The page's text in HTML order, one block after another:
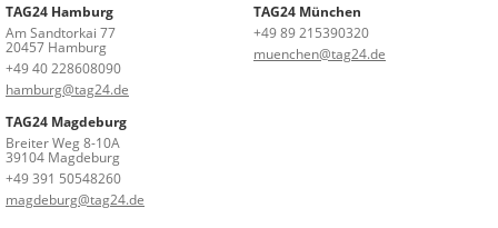
TAG24 Hamburg
Am Sandtorkai 77
20457 Hamburg
+49 40 228608090
hamburg@tag24.de
TAG24 München
+49 89 215390320
muenchen@tag24.de
TAG24 Magdeburg
Breiter Weg 8-10A
39104 Magdeburg
+49 391 50548260
magdeburg@tag24.de